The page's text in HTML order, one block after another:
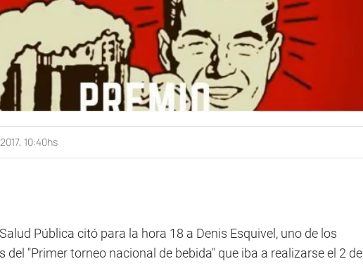
10:40hs
Pública citó para la hora 18 a Denis Esquivel, uno de los
del "Primer torneo nacional de bebida" que iba a realizarse el 2 de